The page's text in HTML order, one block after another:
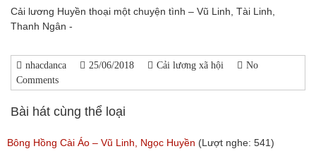
Cải lương Huyền thoại một chuyện tình – Vũ Linh, Tài Linh,
Thanh Ngân -
nhacdanca 25/06/2018 Cải lương xã hội
No
Comments
Bài hát cùng thể loại
Bông Hồng Cài Áo – Vũ Linh, Ngọc Huyền (Lượt nghe: 541)